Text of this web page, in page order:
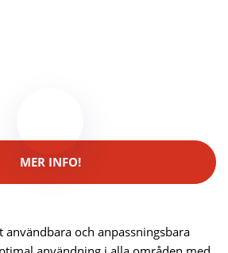
MER INFO!
användbara och anpassningsbara